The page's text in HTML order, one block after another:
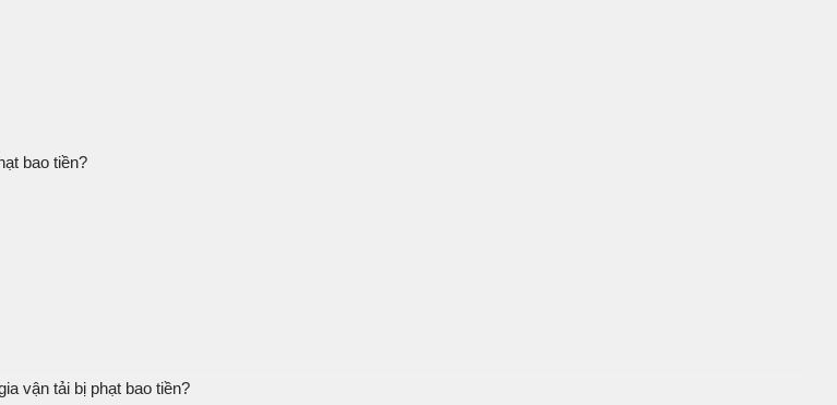
bao tiền?
vận tải bị phạt bao tiền?